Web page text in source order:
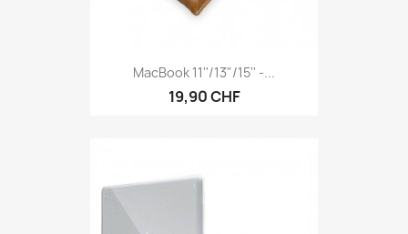
MacBook 11''/13"/15'' -...
19,90 CHF